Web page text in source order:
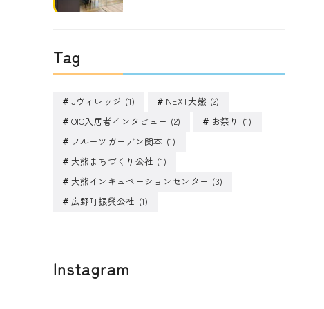
Tag
Jヴィレッジ (1) NEXT大熊 (2)
OIC入居者インタビュー (2) お祭り (1)
フルーツガーデン関本 (1)
大熊まちづくり公社 (1)
大熊インキュベーションセンター (3)
広野町振興公社 (1)
Instagram